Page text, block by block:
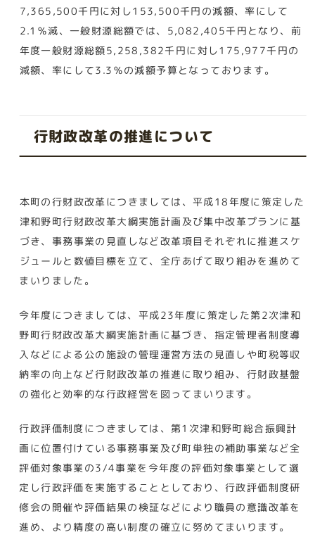
7,365,500千円に対し153,500千円の減額、率にして
2.1％減、一般財源総額では、5,082,405千円となり、前
年度一般財源総額5,258,382千円に対し175,977千円の
減額、率にして3.3％の減額予算となっております。
行財政改革の推進について
本町の行財政改革につきましては、平成18年度に策定した
津和野町行財政改革大綱実施計画及び集中改革プランに基
づき、事務事業の見直しなど改革項目それぞれに推進スケ
ジュールと数値目標を立て、全庁あげて取り組みを進めて
まいりました。
今年度につきましては、平成23年度に策定した第2次津和
野町行財政改革大綱実施計画に基づき、指定管理者制度導
入などによる公の施設の管理運営方法の見直しや町税等収
納率の向上など行財政改革の推進に取り組み、行財政基盤
の強化と効率的な行政経営を図ってまいります。
行政評価制度につきましては、第1次津和野町総合振興計
画に位置付けている事務事業及び町単独の補助事業など全
評価対象事業の3/4事業を今年度の評価対象事業として選
定し行政評価を実施することとしており、行政評価制度研
修会の開催や評価結果の検証などにより職員の意識改革を
進め、より精度の高い制度の確立に努めてまいります。